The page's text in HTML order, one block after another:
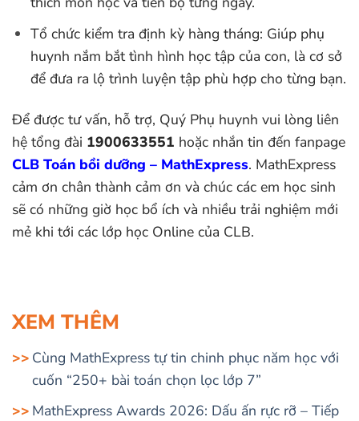
Tổ chức kiểm tra định kỳ hàng tháng: Giúp phụ
huynh nắm bắt tình hình học tập của con, là cơ sở
để đưa ra lộ trình luyện tập phù hợp cho từng bạn.
Để được tư vấn, hỗ trợ, Quý Phụ huynh vui lòng liên
hệ tổng đài 1900633551 hoặc nhắn tin đến fanpage
CLB Toán bồi dưỡng – MathExpress. MathExpress
cảm ơn chân thành cảm ơn và chúc các em học sinh
sẽ có những giờ học bổ ích và nhiều trải nghiệm mới
mẻ khi tới các lớp học Online của CLB.
XEM THÊM
Cùng MathExpress tự tin chinh phục năm học với
cuốn “250+ bài toán chọn lọc lớp 7”
MathExpress Awards 2026: Dấu ấn rực rỡ – Tiếp